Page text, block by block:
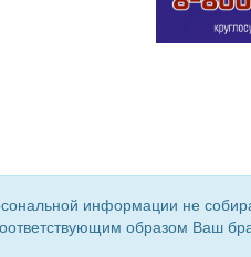
при поддержке «
информации не
образом Ваш